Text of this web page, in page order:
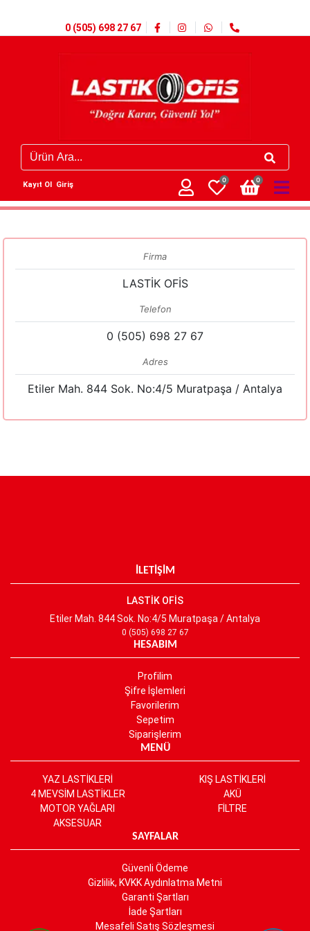
0 (505) 698 27 67
Kayıt Ol Giriş
0 0
Firma
LASTİK OFİS
Telefon
0 (505) 698 27 67
Adres
Etiler Mah. 844 Sok. No:4/5 Muratpaşa / Antalya
İLETİŞİM
LASTİK OFİS
Etiler Mah. 844 Sok. No:4/5 Muratpaşa / Antalya
0 (505) 698 27 67
HESABIM
Profilim
Şifre İşlemleri
Favorilerim
Sepetim
Siparişlerim
MENÜ
YAZ LASTİKLERİ
KIŞ LASTİKLERİ
4 MEVSİM LASTİKLER
AKÜ
MOTOR YAĞLARI
FİLTRE
AKSESUAR
SAYFALAR
Güvenli Ödeme
Gizlilik, KVKK Aydınlatma Metni
Garanti Şartları
İade Şartları
Mesafeli Satış Sözleşmesi